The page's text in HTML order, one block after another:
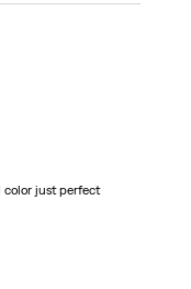
color just perfect